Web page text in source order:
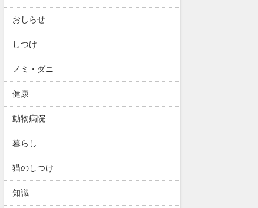
おしらせ
しつけ
ノミ・ダニ
健康
動物病院
暮らし
猫のしつけ
知識